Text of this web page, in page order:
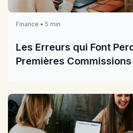
Finance • 5 min
Les Erreurs qui Font
Premières